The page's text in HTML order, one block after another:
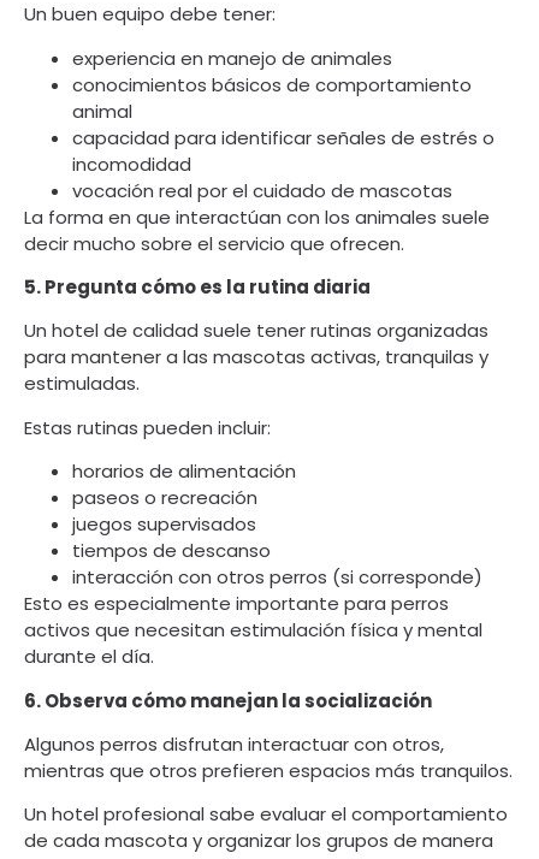
Un buen equipo debe tener:
experiencia en manejo de animales
conocimientos básicos de comportamiento
animal
capacidad para identificar señales de estrés o
incomodidad
vocación real por el cuidado de mascotas
La forma en que interactúan con los animales suele
decir mucho sobre el servicio que ofrecen.
5. Pregunta cómo es la rutina diaria
Un hotel de calidad suele tener rutinas organizadas
para mantener a las mascotas activas, tranquilas y
estimuladas.
Estas rutinas pueden incluir:
horarios de alimentación
paseos o recreación
juegos supervisados
tiempos de descanso
interacción con otros perros (si corresponde)
Esto es especialmente importante para perros
activos que necesitan estimulación física y mental
durante el día.
6. Observa cómo manejan la socialización
Algunos perros disfrutan interactuar con otros,
mientras que otros prefieren espacios más tranquilos.
Un hotel profesional sabe evaluar el comportamiento
de cada mascota y organizar los grupos de manera